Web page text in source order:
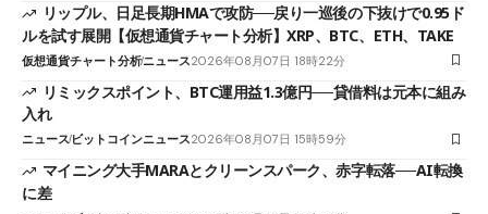
リップル、日足長期HMAで攻防──戻り一巡後の下抜けで0.95ド
ルを試す展開【仮想通貨チャート分析】XRP、BTC、ETH、TAKE
仮想通貨チャート分析ニュース2026年08月07日 18時22分
リミックスポイント、BTC運用益1.3億円──貸借料は元本に組み
入れ
ニュースビットコインニュース2026年08月07日 15時59分
マイニング大手MARAとクリーンスパーク、赤字転落──AI転換
に差